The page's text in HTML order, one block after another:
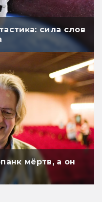
сила слов
мёртв, а он